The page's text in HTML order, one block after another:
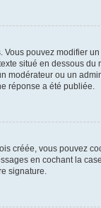
pouvez modifier
situé en dessous
modérateur ou un
réponse a été publiée.
créée, vous pouvez
en cochant la
signature.